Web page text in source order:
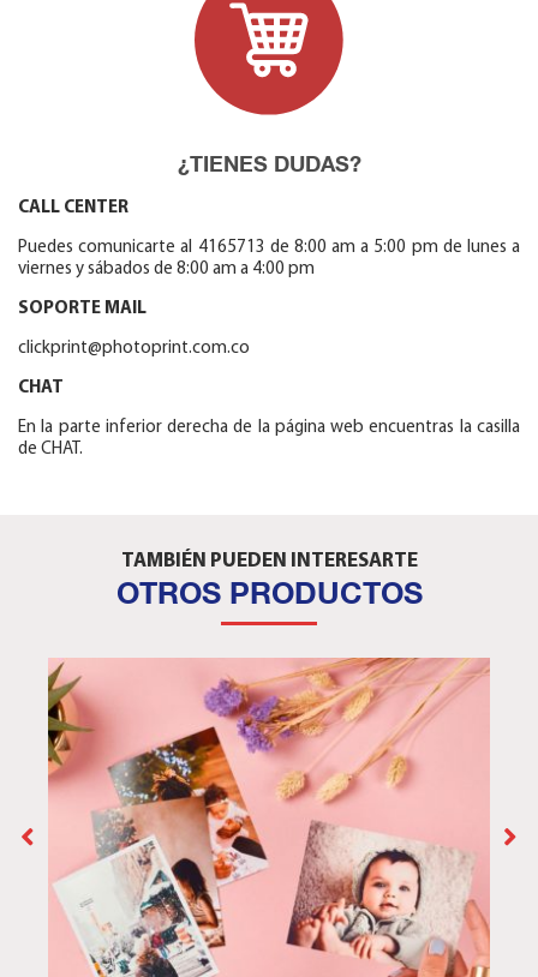
¿TIENES DUDAS?
CALL CENTER
Puedes comunicarte al 4165713 de 8:00 am a 5:00 pm de lunes a
viernes y sábados de 8:00 am a 4:00 pm
SOPORTE MAIL
clickprint@photoprint.com.co
CHAT
En la parte inferior derecha de la página web encuentras la casilla
de CHAT.
TAMBIÉN PUEDEN INTERESARTE
OTROS PRODUCTOS